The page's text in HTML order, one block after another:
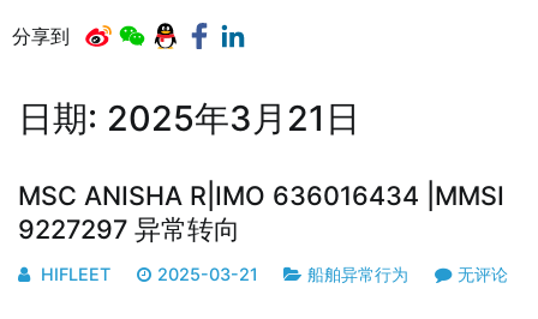
分享到
日期: 2025年3月21日
MSC ANISHA R|IMO 636016434 |MMSI
9227297 异常转向
HIFLEET 2025-03-21 船舶异常行为 无评论